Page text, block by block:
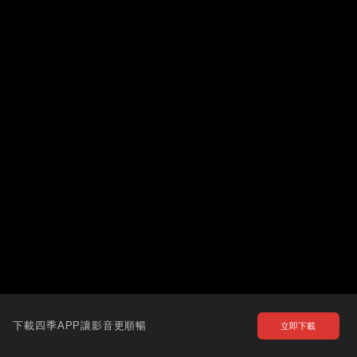
下載四季APP讓影音更順暢 立即下載